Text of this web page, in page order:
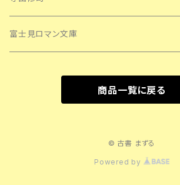
富士見ロマン文庫
商品一覧に戻る
© 古書 まずる
Powered by